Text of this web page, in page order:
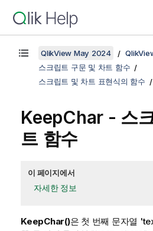
QlikView May 2024
스크립트 구문 및 차트 함수
스크립트 및 차트 표현식의 함수
KeepChar - 스
트 함수
이 페이지에서
자세한 정보
KeepChar()은 첫 번째 문자열